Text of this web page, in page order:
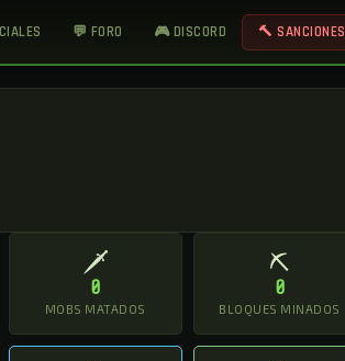
💬 FORO 🎮 DISCORD 🔨 SANCIONES
🗡
0
MOBS MATADOS
⛏
0
BLOQUES MINADOS